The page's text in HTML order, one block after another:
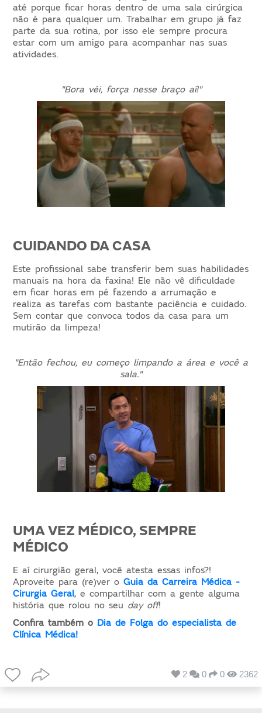
até porque ficar horas dentro de uma sala cirúrgica
não é para qualquer um. Trabalhar em grupo já faz
parte da sua rotina, por isso ele sempre procura
estar com um amigo para acompanhar nas suas
atividades.
"Bora véi, força nesse braço aí!"
CUIDANDO DA CASA
Este profissional sabe transferir bem suas habilidades
manuais na hora da faxina! Ele não vê dificuldade
em ficar horas em pé fazendo a arrumação e
realiza as tarefas com bastante paciência e cuidado.
Sem contar que convoca todos da casa para um
mutirão da limpeza!
"Então fechou, eu começo limpando a área e você a
sala."
UMA VEZ MÉDICO, SEMPRE
MÉDICO
E aí cirurgião geral, você atesta essas infos?!
Aproveite para (re)ver oGuia da Carreira Médica -
Cirurgia Geral, e compartilhar com a gente alguma
história que rolou no seu day off!
Confira também o Dia de Folga do especialista de
Clínica Médica!
2 0 0 2362